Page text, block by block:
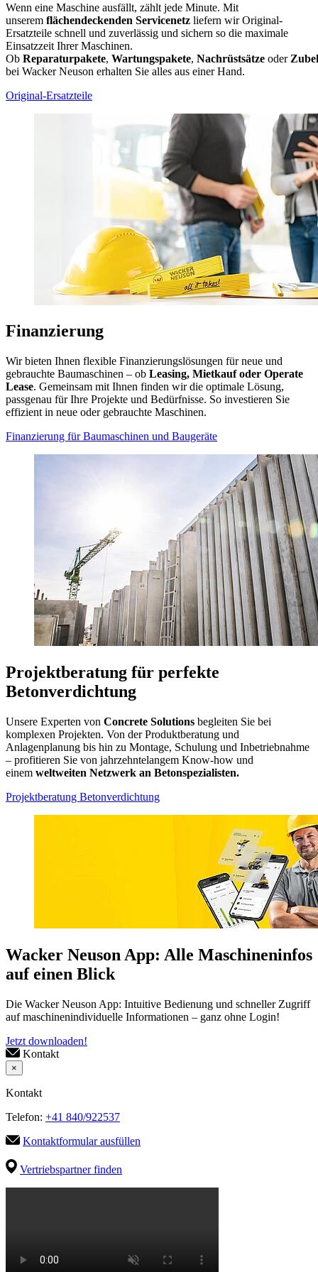
Wenn eine Maschine ausfällt, zählt jede Minute. Mit
unserem flächendeckenden Servicenetz liefern wir Original-
Ersatzteile schnell und zuverlässig und sichern so die maximale
Einsatzzeit Ihrer Maschinen.
Ob Reparaturpakete, Wartungspakete, Nachrüstsätze oder
bei Wacker Neuson erhalten Sie alles aus einer Hand.
Original-Ersatzteile
Finanzierung
Wir bieten Ihnen flexible Finanzierungslösungen für neue und
gebrauchte Baumaschinen – ob Leasing, Mietkauf oder Operate
Lease. Gemeinsam mit Ihnen finden wir die optimale Lösung,
passgenau für Ihre Projekte und Bedürfnisse. So investieren Sie
effizient in neue oder gebrauchte Maschinen.
Finanzierung für Baumaschinen und Baugeräte
Projektberatung für perfekte
Betonverdichtung
Unsere Experten von Concrete Solutions begleiten Sie bei
komplexen Projekten. Von der Produktberatung und
Anlagenplanung bis hin zu Montage, Schulung und Inbetriebnahme
– profitieren Sie von jahrzehntelangem Know-how und
einem weltweiten Netzwerk an Betonspezialisten.
Projektberatung Betonverdichtung
Wacker Neuson App: Alle Maschineninfos
auf einen Blick
Die Wacker Neuson App: Intuitive Bedienung und schneller Zugriff
auf maschinenindividuelle Informationen – ganz ohne Login!
Jetzt downloaden!
Kontakt
×
Kontakt
Telefon: +41 840/922537
Kontaktformular ausfüllen
Vertriebspartner finden